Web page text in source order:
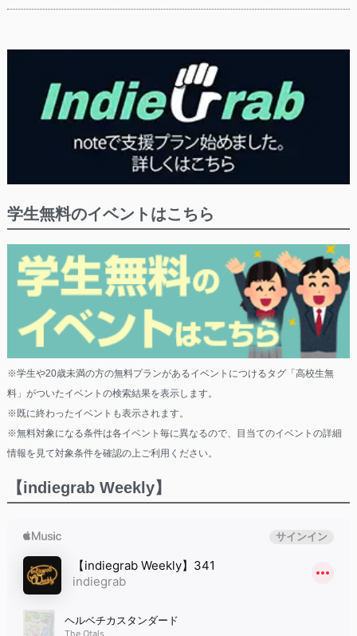
学生無料のイベントはこちら
※学生や20歳未満の方の無料プランがあるイベントにつけるタグ「高校生無
料」がついたイベントの検索結果を表示します。
※既に終わったイベントも表示されます。
※無料対象になる条件は各イベント毎に異なるので、目当てのイベントの詳細
情報を見て対象条件を確認の上ご利用ください。
【indiegrab Weekly】